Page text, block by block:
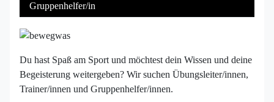
Gruppenhelfer/in
Du hast Spaß am Sport und möchtest dein Wissen und deine
Begeisterung weitergeben? Wir suchen Übungsleiter/innen,
Trainer/innen und Gruppenhelfer/innen.